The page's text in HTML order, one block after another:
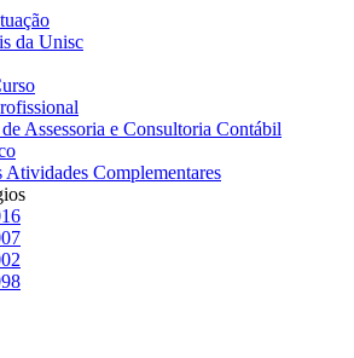
da Unisc
Assessoria e Consultoria Contábil
Atividades Complementares